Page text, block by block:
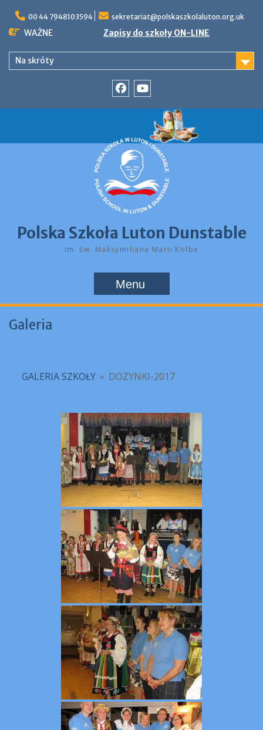
content
00 44 7948103594 sekretariat@polskaszkolaluton.org.uk
WAŻNE Zapisy do szkoły ON-LINE
Na skróty
Polska Szkoła Luton Dunstable
im. św. Maksymiliana Marii Kolbe
Menu
Galeria
GALERIA SZKOŁY » DOZYNKI-2017